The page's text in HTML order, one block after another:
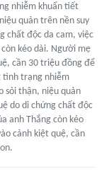
nhiễm khuẩn tiết
quản trên nền suy
chất độc da cam, việc
kéo dài. Người mẹ
cần 30 triệu đồng để
tình trạng nhiễm
sỏi thận, niệu quản
do di chứng chất độc
anh Thắng còn kéo
cảnh kiệt quệ, cần